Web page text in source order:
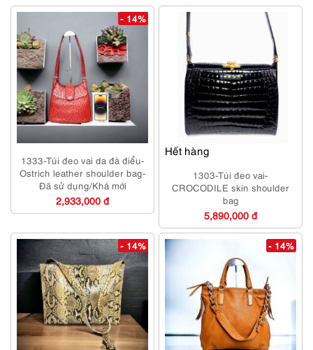
- 14%
1333-Túi đeo vai da đà điểu-
Ostrich leather shoulder bag-
Đã sử dụng/Khá mới
2,933,000 đ
Hết hàng
1303-Túi đeo vai-
CROCODILE skin shoulder
bag
5,890,000 đ
- 14% - 14%